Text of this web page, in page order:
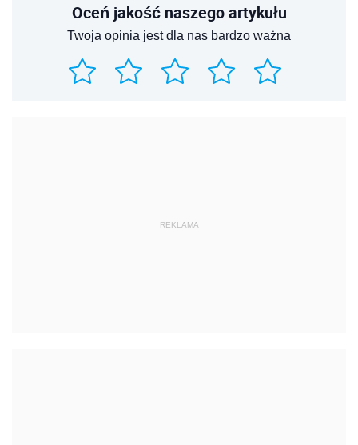
Oceń jakość naszego artykułu
Twoja opinia jest dla nas bardzo ważna
REKLAMA